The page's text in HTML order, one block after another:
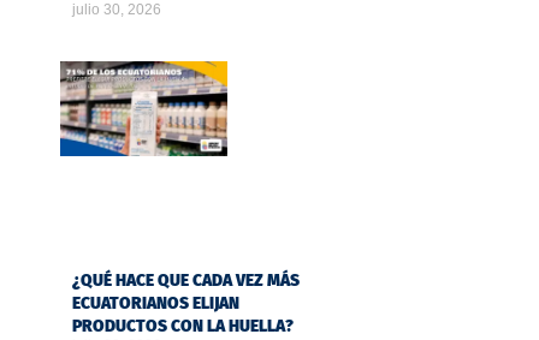
julio 30, 2026
¿QUÉ HACE QUE CADA VEZ MÁS
ECUATORIANOS ELIJAN
PRODUCTOS CON LA HUELLA?